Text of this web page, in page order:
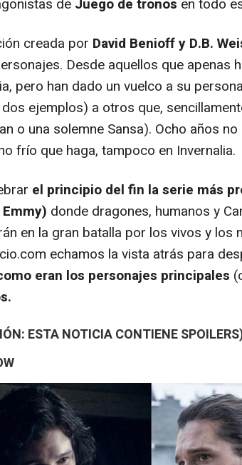
de Juego de tronos en todo
creada por David Benioff y D.B.
Desde aquellos que apenas
pero han dado un vuelco a su
ejemplos) a otros que,
o una solemne Sansa). Ocho años
frío que haga, tampoco en Invernalia.
el principio del fin la serie más
donde dragones, humanos y
en la gran batalla por los vivos y los
echamos la vista atrás para
eran los personajes principales
ESTA NOTICIA CONTIENE